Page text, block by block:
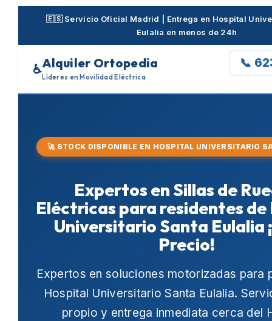
🇪🇸 Servicio Oficial Madrid | Entrega en Hospital
Eulalia en menos de 24h
♿Alquiler Ortopedia
Líderes en Movilidad Eléctrica
📞
🚀 STOCK DISPONIBLE EN HOSPITAL UNIVERSITARIO
Expertos en Sillas de
Eléctricas para residentes
Universitario Santa Eulalia
Precio!
Expertos en soluciones motorizadas para
Hospital Universitario Santa Eulalia.
propio y entrega inmediata cerca del